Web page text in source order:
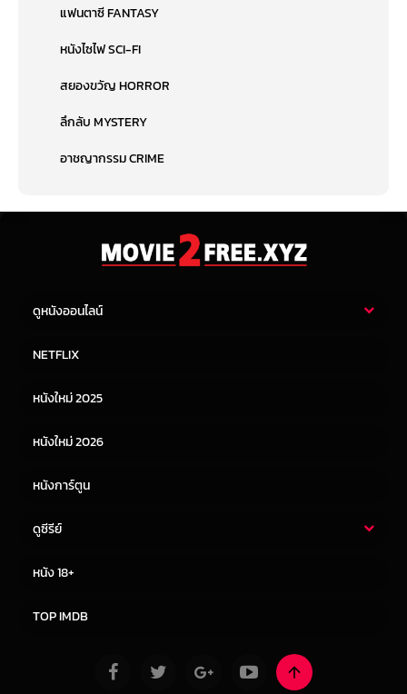
แฟนตาซี FANTASY
หนังไซไฟ SCI-FI
สยองขวัญ HORROR
ลึกลับ MYSTERY
อาชญากรรม CRIME
ดูหนังออนไลน์
หนังจีน
NETFLIX
หนังใหม่ 2025
หนังใหม่ 2026
หนังการ์ตูน
ดูซีรีย์
หนัง 18+
TOP IMDB